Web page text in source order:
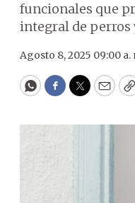
funcionales que
integral de perros
Agosto 8, 2025 09:00 a.
WhatsApp
Facebook
Twitter